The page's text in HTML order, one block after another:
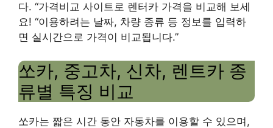
다. “가격비교 사이트로 렌터카 가격을 비교해 보세
요! “이용하려는 날짜, 차량 종류 등 정보를 입력하
면 실시간으로 가격이 비교됩니다.”
쏘카, 중고차, 신차, 렌트카 종
류별 특징 비교
쏘카는 짧은 시간 동안 자동차를 이용할 수 있으며,